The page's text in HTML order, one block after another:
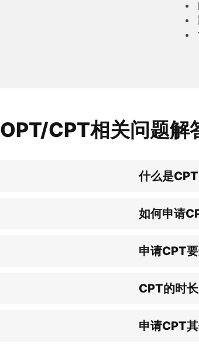
OPT/CPT相关问题解
什么是
如何申请
申请CPT
CPT的时
申请CPT